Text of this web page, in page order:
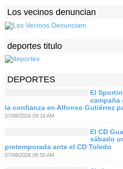
Los vecinos denuncian
deportes titulo
DEPORTES
El
campaña
la confianza en Alfonso Gutiérrez
07/08/2026 09:16 AM
El CD
sábado
pretemporada ante el CD Toledo
07/08/2026 08:55 AM